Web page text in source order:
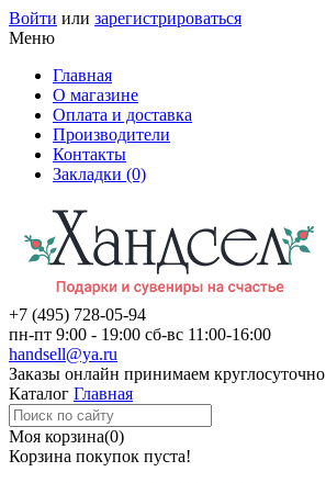
Войти или зарегистрироваться
Меню
Главная
О магазине
Оплата и доставка
Производители
Контакты
Закладки (0)
+7 (495) 728-05-94
пн-пт 9:00 - 19:00 сб-вс 11:00-16:00
handsell@ya.ru
Заказы онлайн принимаем круглосуточно
Каталог Главная
Моя корзина(0)
Корзина покупок пуста!